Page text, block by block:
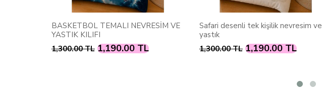
BASKETBOL TEMALI NEVRESİM VE
YASTIK KILIFI
1,300.00 TL 1,190.00 TL
Safari desenli tek kişilik nevresim ve
yastık
1,300.00 TL 1,190.00 TL